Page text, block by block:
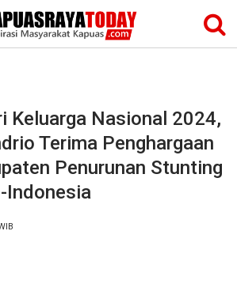
Keluarga Nasional 2024,
Terima Penghargaan
Penurunan Stunting
Indonesia